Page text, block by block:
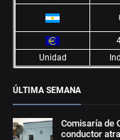
Unidad
ÚLTIMA SEMANA
Comisaría de
conductor